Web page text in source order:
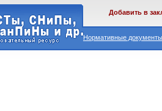
Нормативные
Добавить в